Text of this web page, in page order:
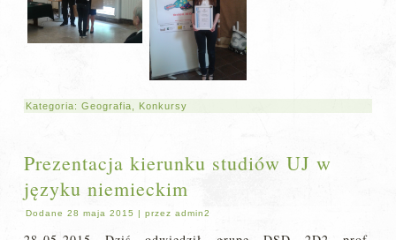
Kategoria:Geografia Konkursy
Prezentacja kierunku studiów UJ w
języku niemieckim
Dodane 28 maja 2015 |przez admin2